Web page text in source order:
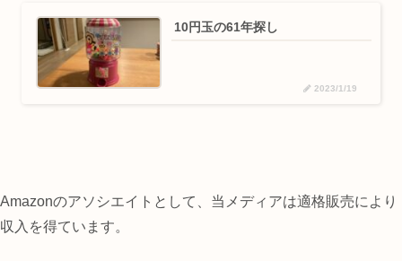
10円玉の61年探し
2023/1/19
Amazonのアソシエイトとして、当メディアは適格販売により
収入を得ています。